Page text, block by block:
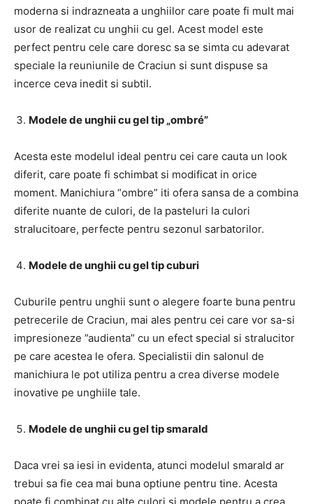
moderna si indrazneata a unghiilor care poate fi mult mai
usor de realizat cu unghii cu gel. Acest model este
perfect pentru cele care doresc sa se simta cu adevarat
speciale la reuniunile de Craciun si sunt dispuse sa
incerce ceva inedit si subtil.
Modele de unghii cu gel tip „ombré”
Acesta este modelul ideal pentru cei care cauta un look
diferit, care poate fi schimbat si modificat in orice
moment. Manichiura “ombre” iti ofera sansa de a combina
diferite nuante de culori, de la pasteluri la culori
stralucitoare, perfecte pentru sezonul sarbatorilor.
Modele de unghii cu gel tip cuburi
Cuburile pentru unghii sunt o alegere foarte buna pentru
petrecerile de Craciun, mai ales pentru cei care vor sa-si
impresioneze ”audienta” cu un efect special si stralucitor
pe care acestea le ofera. Specialistii din salonul de
manichiura le pot utiliza pentru a crea diverse modele
inovative pe unghiile tale.
Modele de unghii cu gel tip smarald
Daca vrei sa iesi in evidenta, atunci modelul smarald ar
trebui sa fie cea mai buna optiune pentru tine. Acesta